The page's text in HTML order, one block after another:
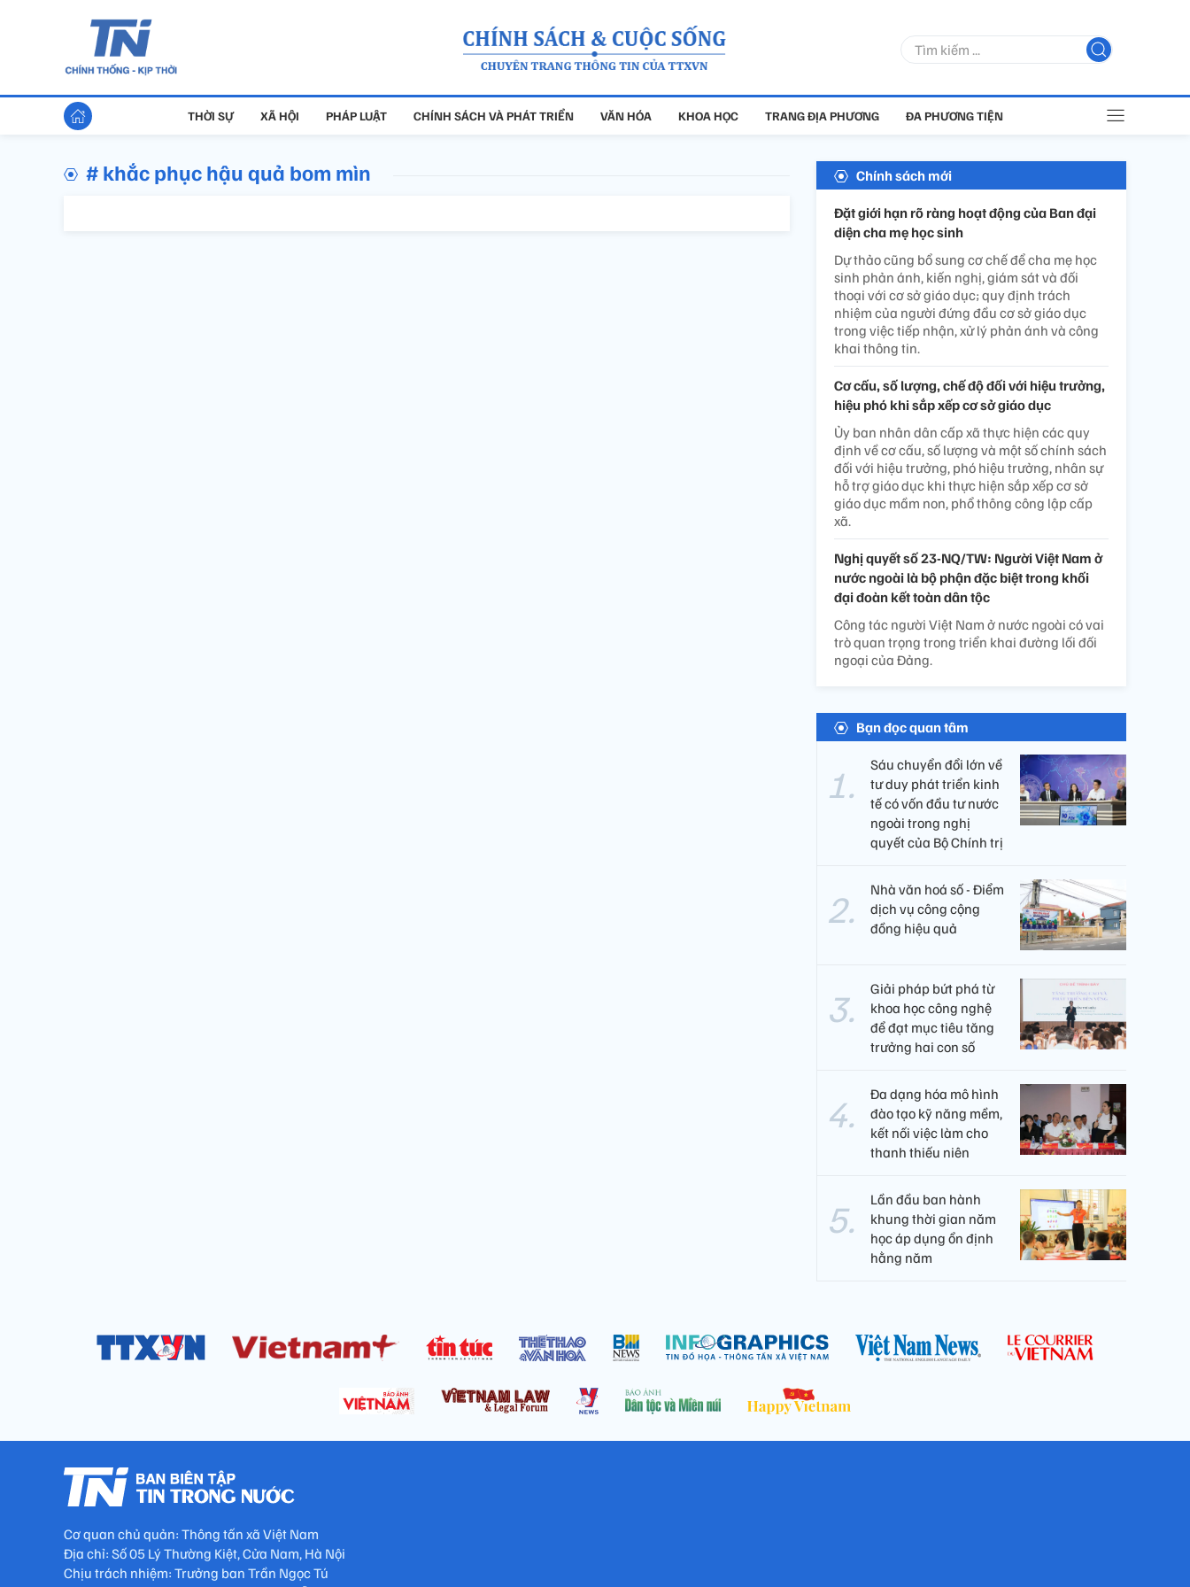
THỜI SỰ XÃ HỘI PHÁP LUẬT CHÍNH SÁCH VÀ PHÁT TRIỂN VĂN HÓA KHOA HỌC TRANG ĐỊA PHƯƠNG ĐA PHƯƠNG TIỆN
# khắc phục hậu quả bom mìn Chính sách mới
Đặt giới hạn rõ ràng hoạt động của Ban đại
diện cha mẹ học sinh
Dự thảo cũng bổ sung cơ chế để cha mẹ học
sinh phản ánh, kiến nghị, giám sát và đối
thoại với cơ sở giáo dục; quy định trách
nhiệm của người đứng đầu cơ sở giáo dục
trong việc tiếp nhận, xử lý phản ánh và công
khai thông tin.
Cơ cấu, số lượng, chế độ đối với hiệu trưởng,
hiệu phó khi sắp xếp cơ sở giáo dục
Ủy ban nhân dân cấp xã thực hiện các quy
định về cơ cấu, số lượng và một số chính sách
đối với hiệu trưởng, phó hiệu trưởng, nhân sự
hỗ trợ giáo dục khi thực hiện sắp xếp cơ sở
giáo dục mầm non, phổ thông công lập cấp
xã.
Nghị quyết số 23-NQ/TW: Người Việt Nam ở
nước ngoài là bộ phận đặc biệt trong khối
đại đoàn kết toàn dân tộc
Công tác người Việt Nam ở nước ngoài có vai
trò quan trọng trong triển khai đường lối đối
ngoại của Đảng.
Bạn đọc quan tâm
Sáu chuyển đổi lớn về
tư duy phát triển kinh
tế có vốn đầu tư nước
ngoài trong nghị
quyết của Bộ Chính trị
Nhà văn hoá số - Điểm
dịch vụ công cộng
đồng hiệu quả
Giải pháp bứt phá từ
khoa học công nghệ
để đạt mục tiêu tăng
trưởng hai con số
Đa dạng hóa mô hình
đào tạo kỹ năng mềm,
kết nối việc làm cho
thanh thiếu niên
Lần đầu ban hành
khung thời gian năm
học áp dụng ổn định
hằng năm
Cơ quan chủ quản: Thông tấn xã Việt Nam
Địa chỉ: Số 05 Lý Thường Kiệt, Cửa Nam, Hà Nội
Chịu trách nhiệm: Trưởng ban Trần Ngọc Tú